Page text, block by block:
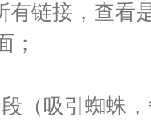
接，查看是
；
（吸引蜘蛛